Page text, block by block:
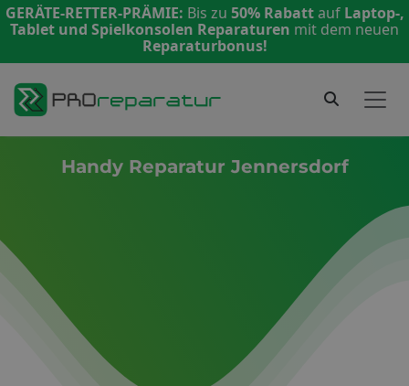
GERÄTE-RETTER-PRÄMIE: Bis zu 50% Rabattauf Laptop-,
Tablet und Spielkonsolen Reparaturen mit dem neuen
Reparaturbonus!
Handy Reparatur Jennersdorf